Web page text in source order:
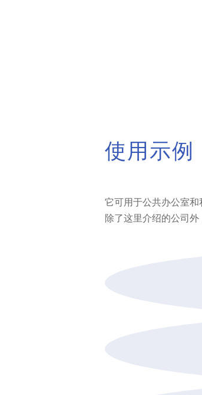
使用示例
它可用于公共办公室和
除了这里介绍的公司外